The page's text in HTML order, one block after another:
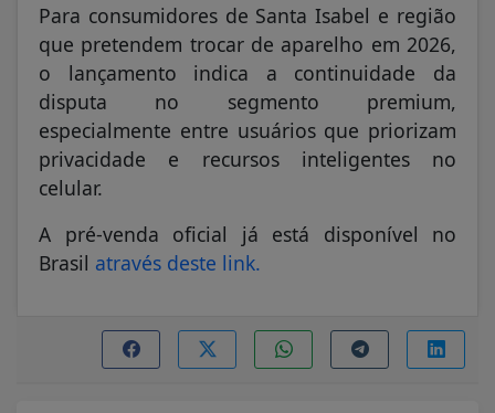
Para consumidores de Santa Isabel e região
que pretendem trocar de aparelho em 2026,
o lançamento indica a continuidade da
disputa no segmento premium,
especialmente entre usuários que priorizam
privacidade e recursos inteligentes no
celular.
A pré-venda oficial já está disponível no
Brasil através deste link.